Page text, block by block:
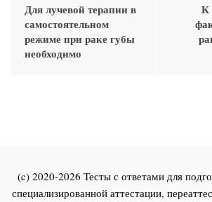
Для лучевой терапии в
самостоятельном
режиме при раке губы
необходимо
К
(c) 2020-2026 Тесты с ответами для
специализированной аттестации,